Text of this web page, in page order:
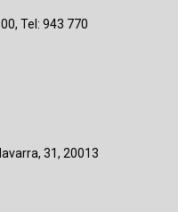
Tel: 943 770
31, 20013